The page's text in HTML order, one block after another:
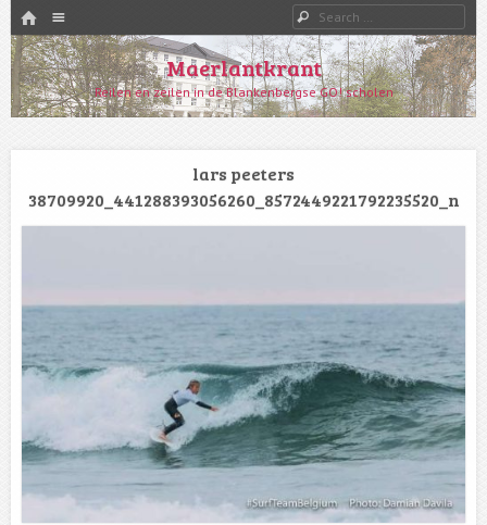
HOME
SKIP TO CONTENT
Search
Maerlantkrant
Reilen en zeilen in de Blankenbergse GO! scholen
lars peeters
38709920_441288393056260_8572449221792235520_n